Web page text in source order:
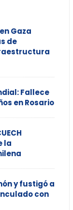
Gaza
de
Fallece
en Rosario
la
y fustigó a
con